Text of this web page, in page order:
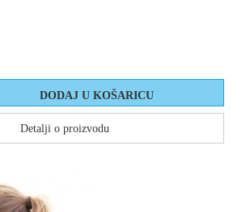
Detalji o proizvodu